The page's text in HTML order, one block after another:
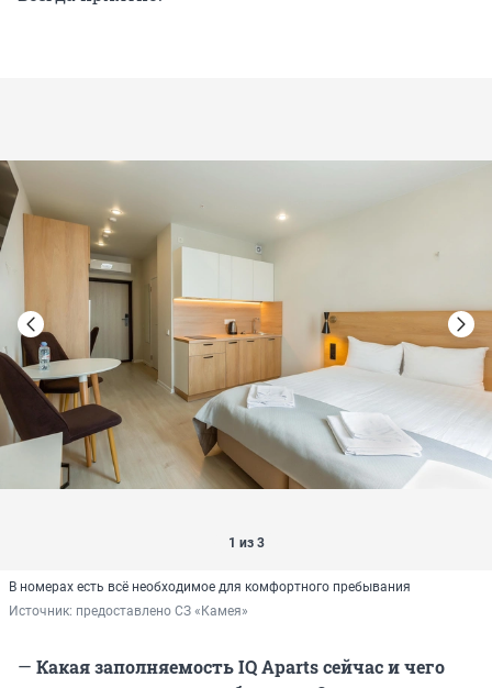
1 из 3
В номерах есть всё необходимое для комфортного пребывания
Источник: предоставлено СЗ «Камея»
— Какая заполняемость IQ Aparts сейчас и чего